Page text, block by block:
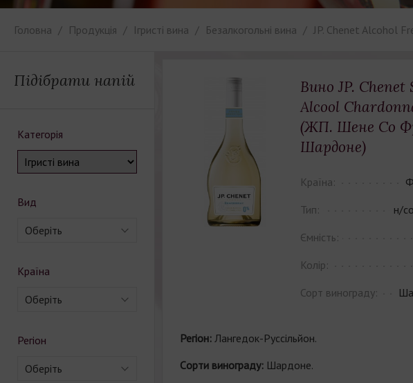
Головна Продукція Ігристі вина Безалкогольні вина JP. Chenet Alcohol
Підібрати напій
Категорія
Вид
Оберіть
Країна
Оберіть
Регіон
Оберіть
Вино JP. Chenet
Alcool
(ЖП. Шене Cо
Шардоне)
Країна:
Тип:
н/
Ємність:
Колір:
Сорт винограду:
Регіон: Лангедок-Руссільйон.
Cорти винограду: Шардоне.